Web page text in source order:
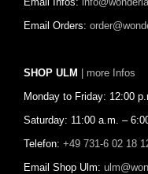
Email Orders:
SHOP ULM | more Infos
Monday to Friday: 12:00
Saturday: 11:00 a.m. –
Telefon: +49 731-6 02 18
Email Shop Ulm: